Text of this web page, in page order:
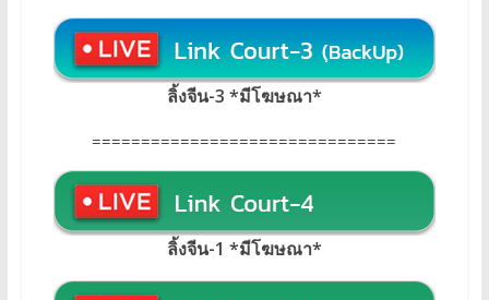
ลิ้งจีน-3 *มีโฆษณา*
===============================
ลิ้งจีน-1 *มีโฆษณา*